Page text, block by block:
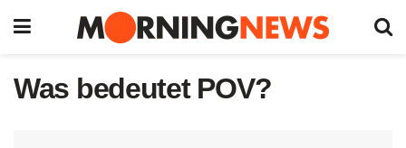
Was bedeutet POV?